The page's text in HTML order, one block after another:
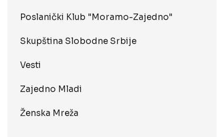
Poslanički Klub "Moramo-Zajedno"
Skupština Slobodne Srbije
Vesti
Zajedno Mladi
Ženska Mreža